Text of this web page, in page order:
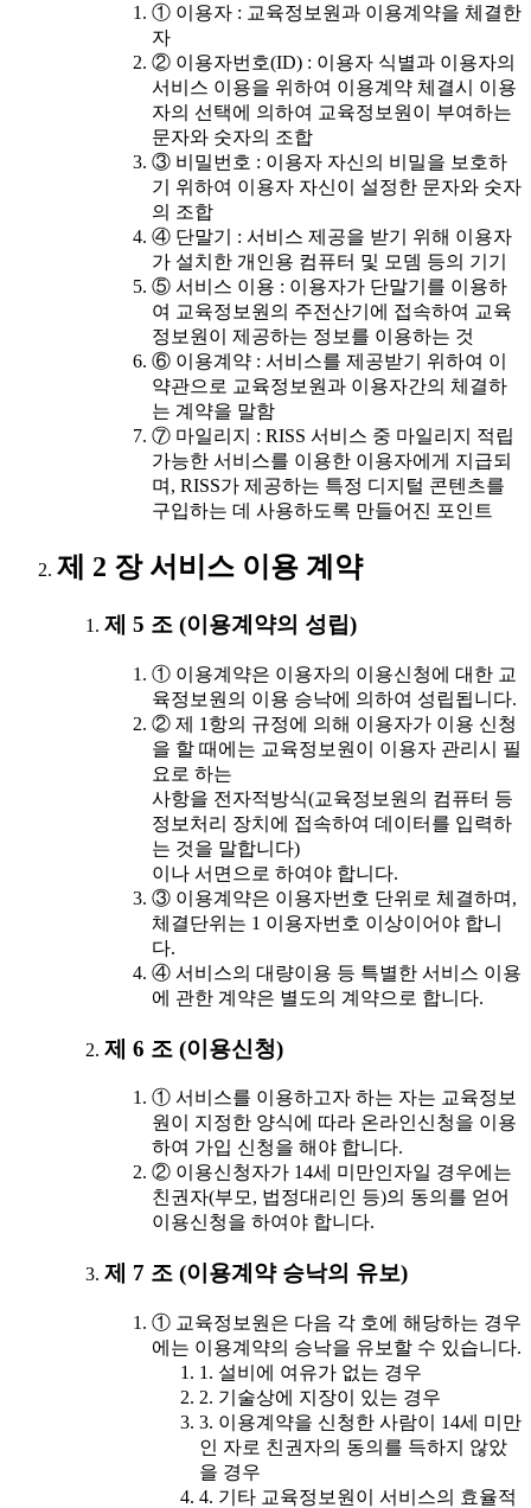
① 이용자 : 교육정보원과 이용계약을 체결한
자
② 이용자번호(ID) : 이용자 식별과 이용자의
서비스 이용을 위하여 이용계약 체결시 이용
자의 선택에 의하여 교육정보원이 부여하는
문자와 숫자의 조합
③ 비밀번호 : 이용자 자신의 비밀을 보호하
기 위하여 이용자 자신이 설정한 문자와 숫자
의 조합
④ 단말기 : 서비스 제공을 받기 위해 이용자
가 설치한 개인용 컴퓨터 및 모뎀 등의 기기
⑤ 서비스 이용 : 이용자가 단말기를 이용하
여 교육정보원의 주전산기에 접속하여 교육
정보원이 제공하는 정보를 이용하는 것
⑥ 이용계약 : 서비스를 제공받기 위하여 이
약관으로 교육정보원과 이용자간의 체결하
는 계약을 말함
⑦ 마일리지 : RISS 서비스 중 마일리지 적립
가능한 서비스를 이용한 이용자에게 지급되
며, RISS가 제공하는 특정 디지털 콘텐츠를
구입하는 데 사용하도록 만들어진 포인트
제 2 장 서비스 이용 계약
제 5 조 (이용계약의 성립)
① 이용계약은 이용자의 이용신청에 대한 교
육정보원의 이용 승낙에 의하여 성립됩니다.
② 제 1항의 규정에 의해 이용자가 이용 신청
을 할 때에는 교육정보원이 이용자 관리시 필
요로 하는
사항을 전자적방식(교육정보원의 컴퓨터 등
정보처리 장치에 접속하여 데이터를 입력하
는 것을 말합니다)
이나 서면으로 하여야 합니다.
③ 이용계약은 이용자번호 단위로 체결하며,
체결단위는 1 이용자번호 이상이어야 합니
다.
④ 서비스의 대량이용 등 특별한 서비스 이용
에 관한 계약은 별도의 계약으로 합니다.
제 6 조 (이용신청)
① 서비스를 이용하고자 하는 자는 교육정보
원이 지정한 양식에 따라 온라인신청을 이용
하여 가입 신청을 해야 합니다.
② 이용신청자가 14세 미만인자일 경우에는
친권자(부모, 법정대리인 등)의 동의를 얻어
이용신청을 하여야 합니다.
제 7 조 (이용계약 승낙의 유보)
① 교육정보원은 다음 각 호에 해당하는 경우
에는 이용계약의 승낙을 유보할 수 있습니다.
1. 설비에 여유가 없는 경우
2. 기술상에 지장이 있는 경우
3. 이용계약을 신청한 사람이 14세 미만
인 자로 친권자의 동의를 득하지 않았
을 경우
4. 기타 교육정보원이 서비스의 효율적